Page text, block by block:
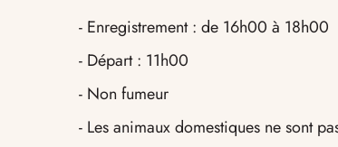
- Enregistrement : de 16h00 à 18h00
- Départ : 11h00
- Non fumeur
- Les animaux domestiques ne sont